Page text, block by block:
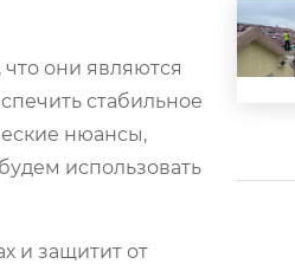
они являются
стабильное
нюансы,
использовать
и защитит от